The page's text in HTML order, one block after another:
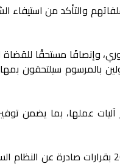
والتأكد من استيفاء
وإنصافًا مستحقًا للقضاة
بالمرسوم سيلتحقون
عملها، بما يضمن
ويُذكر أن القضاة المعادين إلى العمل سبق وأن تم عزلهم بين عامي 2011 و2017 بقرارات صادرة